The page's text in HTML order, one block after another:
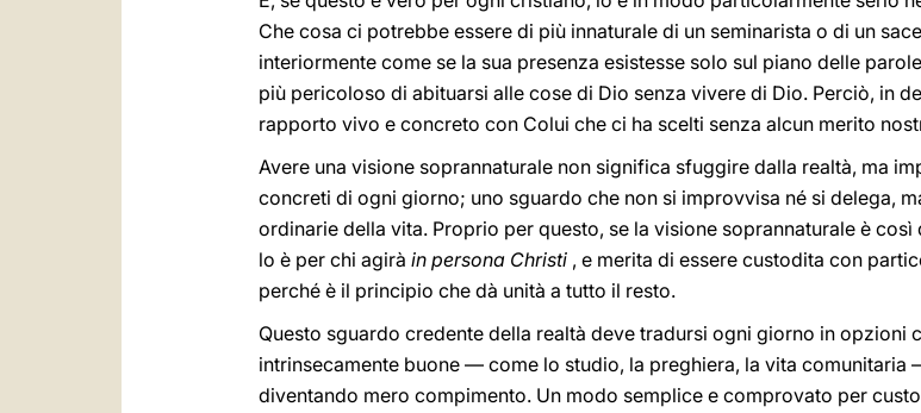
Che cosa ci potrebbe essere di più innaturale di un seminarista o di un
interiormente come se la sua presenza esistesse solo sul piano delle
più pericoloso di abituarsi alle cose di Dio senza vivere di Dio. Perciò, in
rapporto vivo e concreto con Colui che ci ha scelti senza alcun merito
Avere una visione soprannaturale non significa sfuggire dalla realtà, ma
concreti di ogni giorno; uno sguardo che non si improvvisa né si delega,
ordinarie della vita. Proprio per questo, se la visione soprannaturale è
lo è per chi agirà in persona Christi , e merita di essere custodita con
perché è il principio che dà unità a tutto il resto.
Questo sguardo credente della realtà deve tradursi ogni giorno in opzioni
intrinsecamente buone — come lo studio, la preghiera, la vita
diventando mero compimento. Un modo semplice e comprovato per